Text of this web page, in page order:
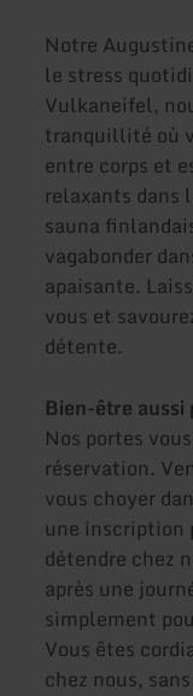
Notre
le stress
Vulkaneifel,
tranquillité où
entre corps et
relaxants dans
sauna
vagabonder
apaisante.
vous et
détente.
Bien-être
Nos portes
réservation.
vous choyer
une inscription
détendre chez
après une
simplement
Vous êtes
chez nous,